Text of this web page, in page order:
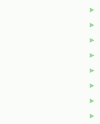
►
►
►
►
►
►
►
►